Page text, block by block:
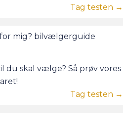
Tag testen →
du skal vælge? Så prøv vores
Tag testen →